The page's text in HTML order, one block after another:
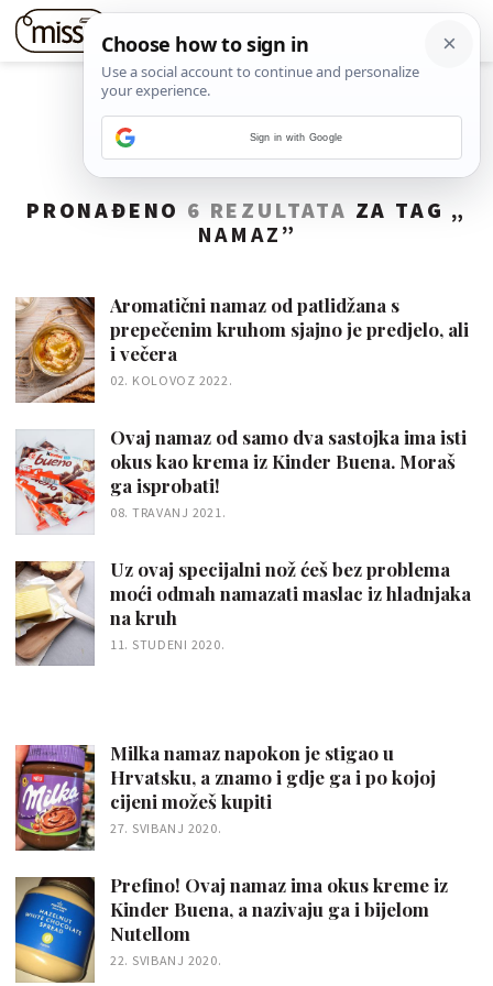
PRONAĐENO 6 REZULTATA ZA TAG „
NAMAZ ”
Aromatični namaz od patlidžana s
prepečenim kruhom sjajno je predjelo, ali
i večera
02. KOLOVOZ 2022.
Ovaj namaz od samo dva sastojka ima isti
okus kao krema iz Kinder Buena. Moraš
ga isprobati!
08. TRAVANJ 2021.
Uz ovaj specijalni nož ćeš bez problema
moći odmah namazati maslac iz hladnjaka
na kruh
11. STUDENI 2020.
Milka namaz napokon je stigao u
Hrvatsku, a znamo i gdje ga i po kojoj
cijeni možeš kupiti
27. SVIBANJ 2020.
Prefino! Ovaj namaz ima okus kreme iz
Kinder Buena, a nazivaju ga i bijelom
Nutellom
22. SVIBANJ 2020.
Sign in with Google